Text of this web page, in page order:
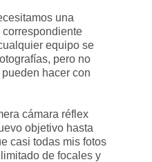
una
correspondiente
equipo se
pero no
hacer con
cámara réflex
objetivo hasta
casi todas mis fotos
de focales y